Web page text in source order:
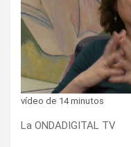
vídeo de 14 minutos
La ONDADIGITAL TV